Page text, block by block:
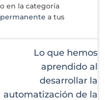
en la categoría
a tus
Lo que hemos
aprendido al
desarrollar la
automatización de la